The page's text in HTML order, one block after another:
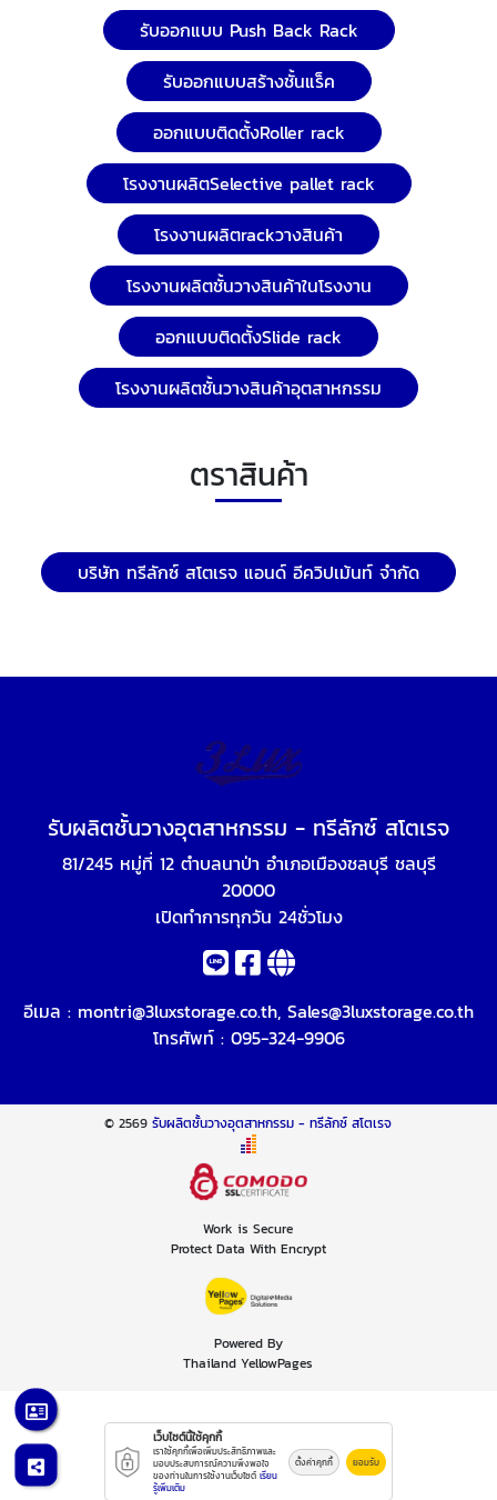
รับออกแบบ Push Back Rack
รับออกแบบสร้างชั้นแร็ค
ออกแบบติดตั้งRoller rack
โรงงานผลิตSelective pallet rack
โรงงานผลิตrackวางสินค้า
โรงงานผลิตชั้นวางสินค้าในโรงงาน
ออกแบบติดตั้งSlide rack
โรงงานผลิตชั้นวางสินค้าอุตสาหกรรม
ตราสินค้า
บริษัท ทรีลักซ์ สโตเรจ แอนด์ อีควิปเม้นท์ จำกัด
รับผลิตชั้นวางอุตสาหกรรม - ทรีลักซ์ สโตเรจ
81/245 หมู่ที่ 12 ตำบลนาป่า อำเภอเมืองชลบุรี ชลบุรี
20000
เปิดทำการทุกวัน 24ชั่วโมง
อีเมล : montri@3luxstorage.co.th, Sales@3luxstorage.co.th
โทรศัพท์ : 095-324-9906
© 2569รับผลิตชั้นวางอุตสาหกรรม - ทรีลักซ์ สโตเรจ
Work is Secure
Protect Data With Encrypt
Powered By
Thailand YellowPages
เว็บไซต์นี้ใช้คุกกี้
เราใช้คุกกี้เพื่อเพิ่มประสิทธิภาพและ
มอบประสบการณ์ความพึงพอใจ
ของท่านในการใช้งานเว็บไซต์ เรียน
รู้เพิ่มเติม
ตั้งค่าคุกกี้ ยอมรับ